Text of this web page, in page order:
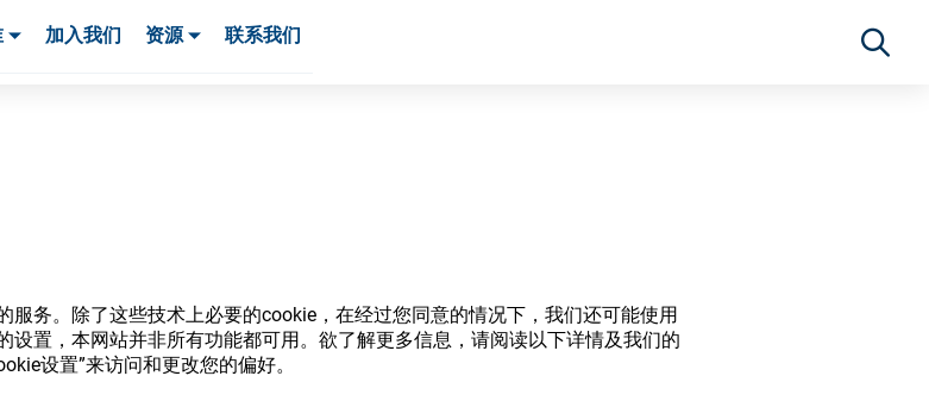
务。除了这些技术上必要的cookie，在经过您同意的情况下，我们还可能使用
置，本网站并非所有功能都可用。欲了解更多信息，请阅读以下详情及我们的
设置”来访问和更改您的偏好。
加入我们 资源 联系我们